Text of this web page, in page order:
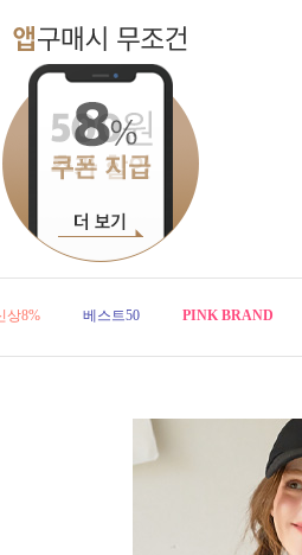
상8% 베스트50 PINK BRAND